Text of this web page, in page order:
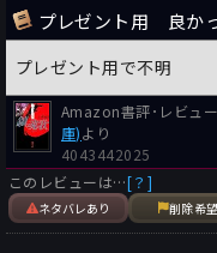
ふと思ったのはこれまで
ことだ。それは『不夜城
ブラジル人と日本人の、
彼らに共通するのは心に
いることだ。馳氏は暴力
て混血児というモチーフ
さて物語は前作『不夜城
プレゼント用 良か
プレゼント用で不明
Amazon書評･レビュ
庫)より
4043442025
このレビューは…[？]
ネタバレあり 削除希望